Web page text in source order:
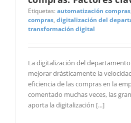
Etiquetas: automatización compras,
compras, digitalización del
transformación digital
La digitalización del
mejorar drásticamente la
eficiencia de las compras en la
comentado muchas veces, las
aporta la digitalización [...]